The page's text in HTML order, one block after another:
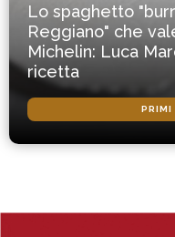
Lo spaghetto
Reggiano" che
Michelin: Luca
ricetta
PRIMI